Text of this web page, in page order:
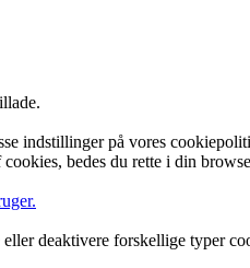
indstillinger på vores
bedes du rette i din
deaktivere forskellige typer